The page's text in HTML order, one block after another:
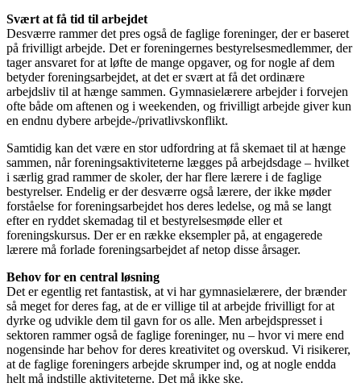
Svært at få tid til arbejdet
Desværre rammer det pres også de faglige foreninger, der er baseret
på frivilligt arbejde. Det er foreningernes bestyrelsesmedlemmer, der
tager ansvaret for at løfte de mange opgaver, og for nogle af dem
betyder foreningsarbejdet, at det er svært at få det ordinære
arbejdsliv til at hænge sammen. Gymnasielærere arbejder i forvejen
ofte både om aftenen og i weekenden, og frivilligt arbejde giver kun
en endnu dybere arbejde-/privatlivskonflikt.
Samtidig kan det være en stor udfordring at få skemaet til at hænge
sammen, når foreningsaktiviteterne lægges på arbejdsdage – hvilket
i særlig grad rammer de skoler, der har flere lærere i de faglige
bestyrelser. Endelig er der desværre også lærere, der ikke møder
forståelse for foreningsarbejdet hos deres ledelse, og må se langt
efter en ryddet skemadag til et bestyrelsesmøde eller et
foreningskursus. Der er en række eksempler på, at engagerede
lærere må forlade foreningsarbejdet af netop disse årsager.
Behov for en central løsning
Det er egentlig ret fantastisk, at vi har gymnasielærere, der brænder
så meget for deres fag, at de er villige til at arbejde frivilligt for at
dyrke og udvikle dem til gavn for os alle. Men arbejdspresset i
sektoren rammer også de faglige foreninger, nu – hvor vi mere end
nogensinde har behov for deres kreativitet og overskud. Vi risikerer,
at de faglige foreningers arbejde skrumper ind, og at nogle endda
helt må indstille aktiviteterne. Det må ikke ske.